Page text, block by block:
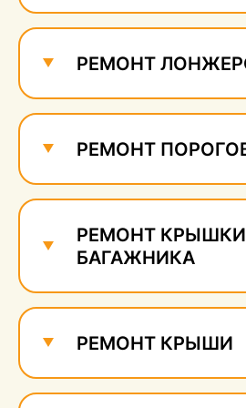
Ремонт и удаление
РЕМОНТ
РЕМОНТ
РЕМОНТ КРЫШКИ
БАГАЖНИКА
РЕМОНТ КРЫШИ